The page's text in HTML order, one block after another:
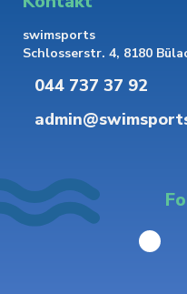
swimsports
Schlosserstr. 4, 8180
044 737 37 92